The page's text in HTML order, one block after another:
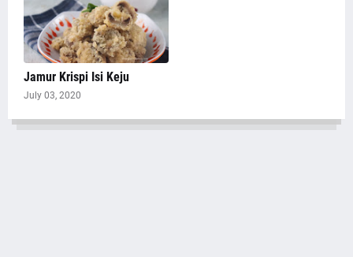
Jamur Krispi Isi Keju
July 03, 2020